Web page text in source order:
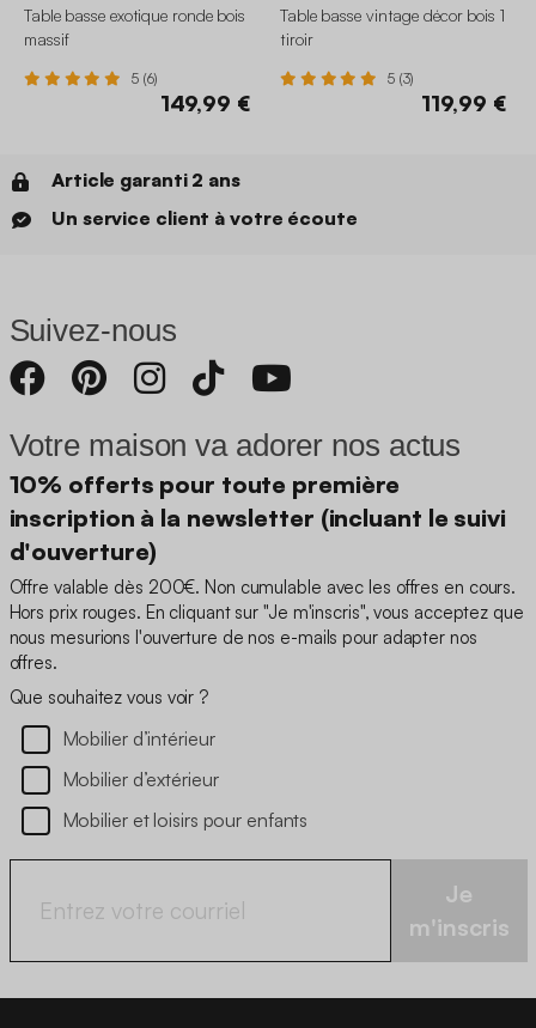
Table basse exotique ronde bois
massif
5 (6)
149,99 €
Table basse vintage décor bois 1
tiroir
5 (3)
119,99 €
Article garanti 2 ans
Un service client à votre écoute
Suivez-nous
Votre maison va adorer nos actus
10% offerts pour toute première
inscription à la newsletter (incluant le suivi
d'ouverture)
Offre valable dès 200€. Non cumulable avec les offres en cours.
Hors prix rouges. En cliquant sur "Je m'inscris", vous acceptez que
nous mesurions l'ouverture de nos e-mails pour adapter nos
offres.
Que souhaitez vous voir ?
Mobilier d’intérieur
Mobilier d’extérieur
Mobilier et loisirs pour enfants
Je
m'inscris